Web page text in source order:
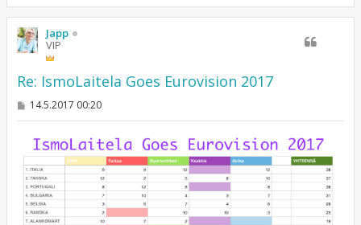
ö
Japp
VIP
Re: IsmoLaitela Goes Eurovision 2017
V14.5.2017 00:20